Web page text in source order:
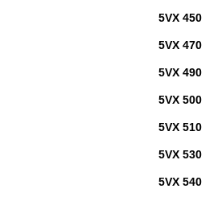
5VX 450
5VX 470
5VX 490
5VX 500
5VX 510
5VX 530
5VX 540